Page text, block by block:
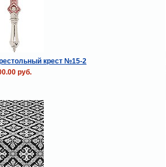
крест №15-2
руб.